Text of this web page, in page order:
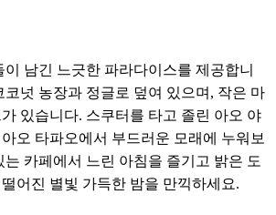
이 남긴 느긋한 파라다이스를 제공합니
코넛 농장과 정글로 덮여 있으며, 작은 마
있습니다. 스쿠터를 타고 졸린 아오 야
오 타파오에서 부드러운 모래에 누워보
카페에서 느린 아침을 즐기고 밝은 도
어진 별빛 가득한 밤을 만끽하세요.